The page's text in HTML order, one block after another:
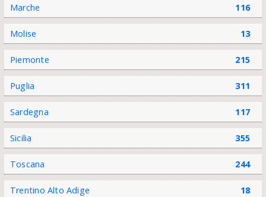
Marche 116
Molise 13
Piemonte 215
Puglia 311
Sardegna 117
Sicilia 355
Toscana 244
Trentino Alto Adige 18